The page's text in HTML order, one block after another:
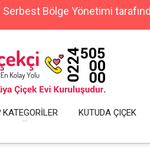
Serbest Bölge Yönetimi
KATEGORİLER KUTUDA ÇIÇEK